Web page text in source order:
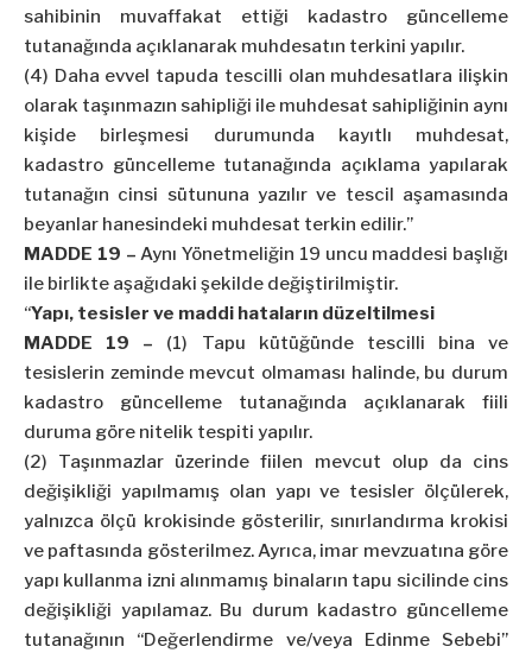
sahibinin muvaffakat ettiği kadastro güncelleme
tutanağında açıklanarak muhdesatın terkini yapılır.
(4) Daha evvel tapuda tescilli olan muhdesatlara ilişkin
olarak taşınmazın sahipliği ile muhdesat sahipliğinin aynı
kişide birleşmesi durumunda kayıtlı muhdesat,
kadastro güncelleme tutanağında açıklama yapılarak
tutanağın cinsi sütununa yazılır ve tescil aşamasında
beyanlar hanesindeki muhdesat terkin edilir.”
MADDE 19 –Aynı Yönetmeliğin 19 uncu maddesi başlığı
ile birlikte aşağıdaki şekilde değiştirilmiştir.
“Yapı, tesisler ve maddi hataların düzeltilmesi
MADDE 19 – (1) Tapu kütüğünde tescilli bina ve
tesislerin zeminde mevcut olmaması halinde, bu durum
kadastro güncelleme tutanağında açıklanarak fiili
duruma göre nitelik tespiti yapılır.
(2) Taşınmazlar üzerinde fiilen mevcut olup da cins
değişikliği yapılmamış olan yapı ve tesisler ölçülerek,
yalnızca ölçü krokisinde gösterilir, sınırlandırma krokisi
ve paftasında gösterilmez. Ayrıca, imar mevzuatına göre
yapı kullanma izni alınmamış binaların tapu sicilinde cins
değişikliği yapılamaz. Bu durum kadastro güncelleme
tutanağının “Değerlendirme ve/veya Edinme Sebebi”